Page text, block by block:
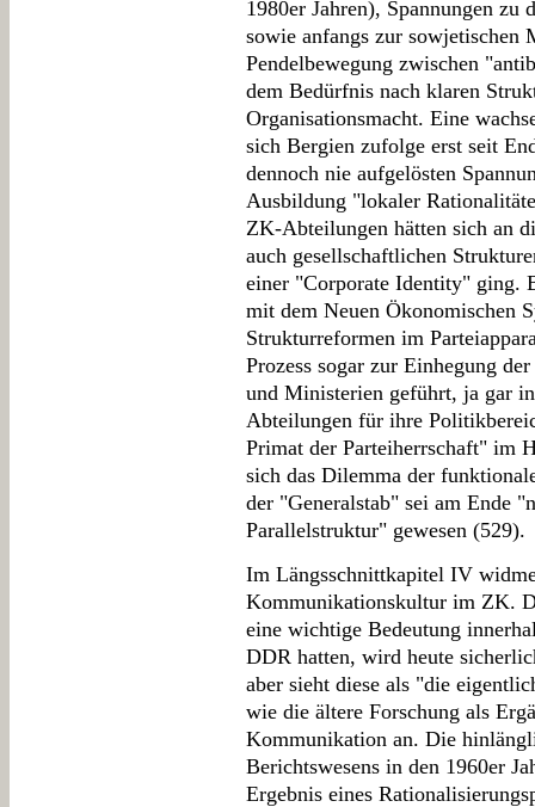
1980er Jahren), Spannungen
sowie anfangs zur sowjetischen
Pendelbewegung zwischen
dem Bedürfnis nach klaren
Organisationsmacht. Eine
sich Bergien zufolge erst seit
dennoch nie aufgelösten
Ausbildung "lokaler
ZK-Abteilungen hätten sich an
auch gesellschaftlichen
einer "Corporate Identity" ging.
mit dem Neuen Ökonomischen
Strukturreformen im
Prozess sogar zur Einhegung
und Ministerien geführt, ja gar
Abteilungen für ihre
Primat der Parteiherrschaft" im
sich das Dilemma der
der "Generalstab" sei am Ende
Parallelstruktur" gewesen (529).
Im Längsschnittkapitel IV
Kommunikationskultur im ZK.
eine wichtige Bedeutung
DDR hatten, wird heute
aber sieht diese als "die
wie die ältere Forschung als
Kommunikation an. Die
Berichtswesens in den 1960er
Ergebnis eines